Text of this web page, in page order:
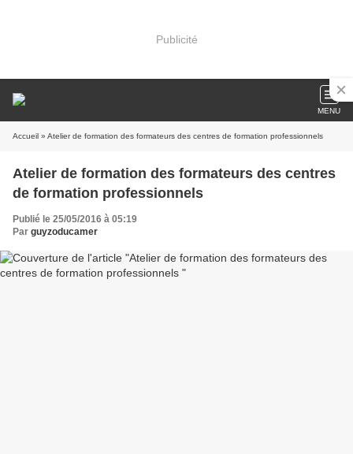
Publicité
MENU
Accueil » Atelier de formation des formateurs des centres de formation professionnels
Atelier de formation des formateurs des centres
de formation professionnels
Publié le 25/05/2016 à 05:19
Par guyzoducamer